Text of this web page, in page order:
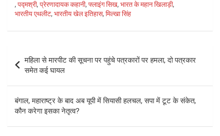
, पद्मश्री, प्रेरणादायक कहानी, फ्लाइंग सिख, भारत के महान खिलाड़ी,
भारतीय एथलीट, भारतीय खेल इतिहास, मिल्खा सिंह
Post
navigation
महिला से मारपीट की सूचना पर पहुंचे पत्रकारों पर हमला, दो पत्रकार
समेत कई घायल
बंगाल, महाराष्ट्र के बाद अब यूपी में सियासी हलचल, सपा में टूट के संकेत,
कौन करेगा इसका नेतृत्व?